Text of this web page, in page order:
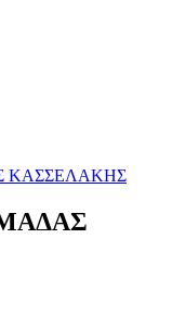
ΚΑΣΣΕΛΑΚΗΣ